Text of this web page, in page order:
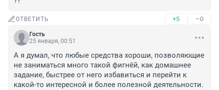
ОТВЕТИТЬ +5 –0
Гость
25 января, 00:51
А я думал, что любые средства хороши, позволяющие
не заниматься много такой фигнёй, как домашнее
задание, быстрее от него избавиться и перейти к
какой-то интересной и более полезной деятельности.